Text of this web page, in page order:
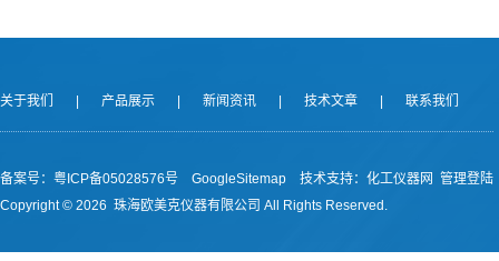
关于我们 产品展示 新闻资讯 技术文章 联系我们
备案号： 粤ICP备05028576号 GoogleSitemap 技术支持： 化工仪器网 管理登陆
Copyright © 2026 珠海欧美克仪器有限公司 All Rights Reserved.